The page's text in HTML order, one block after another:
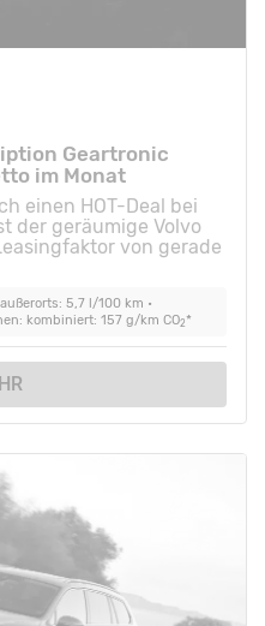
Geartronic
im Monat
einen HOT-Deal bei
der geräumige Volvo
von gerade
5,7 l/100 km •
kombiniert: 157 g/km CO2*